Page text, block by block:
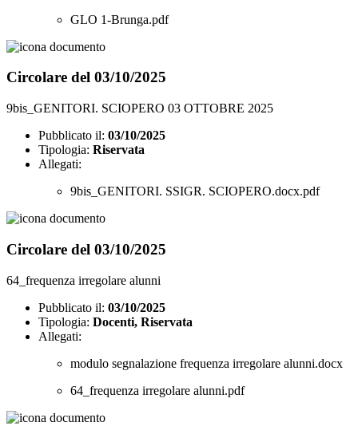
GLO 1-Brunga.pdf
Circolare del 03/10/2025
9bis_GENITORI. SCIOPERO 03 OTTOBRE 2025
Pubblicato il: 03/10/2025
Tipologia: Riservata
Allegati:
9bis_GENITORI. SSIGR. SCIOPERO.docx.pdf
Circolare del 03/10/2025
64_frequenza irregolare alunni
Pubblicato il: 03/10/2025
Tipologia: Docenti, Riservata
Allegati:
modulo segnalazione frequenza irregolare alunni.docx
64_frequenza irregolare alunni.pdf